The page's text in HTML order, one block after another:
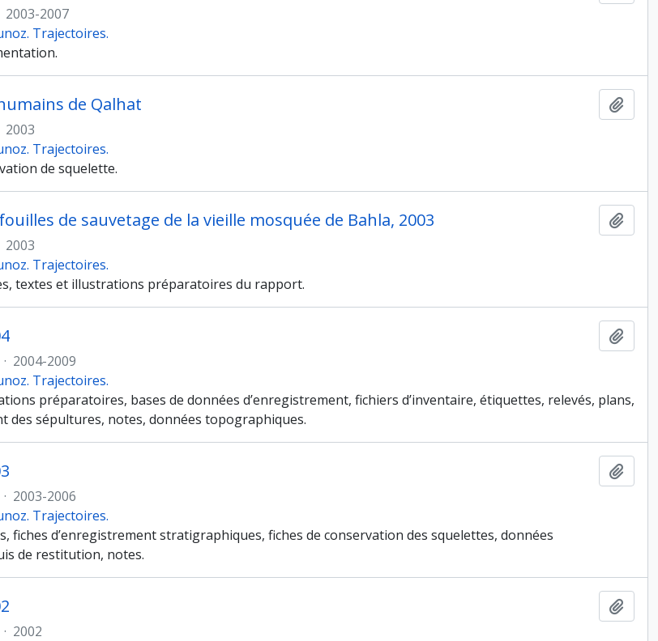
2003-2007
Trajectoires.
de Qalhat
2003
Trajectoires.
de squelette.
de sauvetage de la vieille mosquée de Bahla, 2003
2003
Trajectoires.
textes et illustrations préparatoires du rapport.
· 2004-2009
Trajectoires.
préparatoires, bases de données d’enregistrement, fichiers d’inventaire, étiquettes, relevés, plans,
des sépultures, notes, données topographiques.
· 2003-2006
Trajectoires.
fiches d’enregistrement stratigraphiques, fiches de conservation des squelettes, données
de restitution, notes.
· 2002